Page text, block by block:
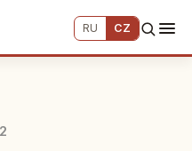
RU CZ
2